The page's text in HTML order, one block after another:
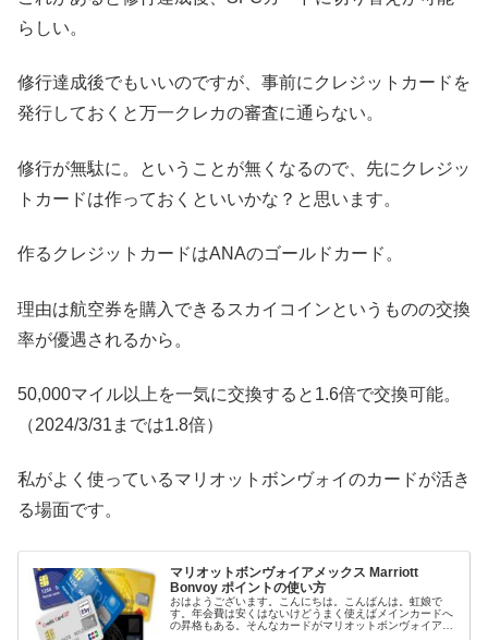
らしい。
修行達成後でもいいのですが、事前にクレジットカードを
発行しておくと万一クレカの審査に通らない。
修行が無駄に。ということが無くなるので、先にクレジッ
トカードは作っておくといいかな？と思います。
作るクレジットカードはANAのゴールドカード。
理由は航空券を購入できるスカイコインというものの交換
率が優遇されるから。
50,000マイル以上を一気に交換すると1.6倍で交換可能。
（2024/3/31までは1.8倍）
私がよく使っているマリオットボンヴォイのカードが活き
る場面です。
マリオットボンヴォイアメックス Marriott
Bonvoy ポイントの使い方
おはようございます。こんにちは。こんばんは。虹娘で
す。年会費は安くはないけどうまく使えばメインカードへ
の昇格もある。そんなカードがマリオットボンヴォイアメ